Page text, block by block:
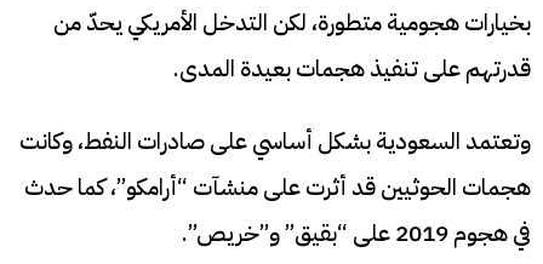
بخيارات هجومية متطورة، لكن التدخل الأمريكي يحدّ من
قدرتهم على تنفيذ هجمات بعيدة المدى.
وتعتمد السعودية بشكل أساسي على صادرات النفط، وكانت
هجمات الحوثيين قد أثرت على منشآت “أرامكو”، كما حدث
في هجوم 2019 على “بقيق” و”خريص”.